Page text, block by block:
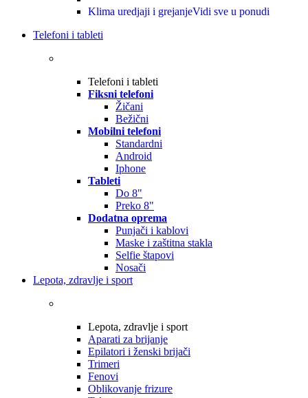
Klima uredjaji i grejanjeVidi sve u ponudi
Telefoni i tableti
Telefoni i tableti
Fiksni telefoni
Žičani
Bežični
Mobilni telefoni
Standardni
Android
Iphone
Tableti
Do 8"
Preko 8"
Dodatna oprema
Punjači i kablovi
Maske i zaštitna stakla
Selfie štapovi
Nosači
Lepota, zdravlje i sport
Lepota, zdravlje i sport
Aparati za brijanje
Epilatori i ženski brijači
Trimeri
Fenovi
Oblikovanje frizure